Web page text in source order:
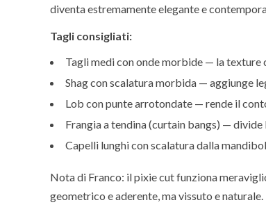
diventa estremamente elegante e
Tagli consigliati:
Tagli medi con onde morbide — la
Shag con scalatura morbida — aggiunge
Lob con punte arrotondate — rende il
Frangia a tendina (curtain bangs) —
Capelli lunghi con scalatura dalla
Nota di Franco: il pixie cut funziona
geometrico e aderente, ma vissuto e